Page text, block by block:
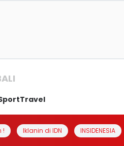
Travel
! Iklanin di IDN INSIDENESIA